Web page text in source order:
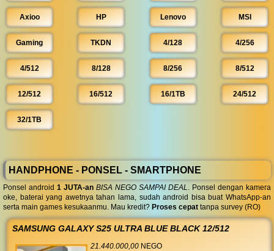
Axioo HP Lenovo MSI
Gaming TKDN 4/128 4/256
4/512 8/128 8/256 8/512
12/512 16/512 16/1TB 24/512
32/1TB
HANDPHONE - PONSEL - SMARTPHONE
Ponsel android 1 JUTA-an BISA NEGO SAMPAI DEAL. Ponsel dengan kamera
oke, baterai yang awetnya tahan lama, sudah android bisa buat WhatsApp-an
serta main games kesukaanmu. Mau kredit? Proses cepat tanpa survey (RO)
SAMSUNG GALAXY S25 ULTRA BLUE BLACK 12/512
21.440.000,00 NEGO